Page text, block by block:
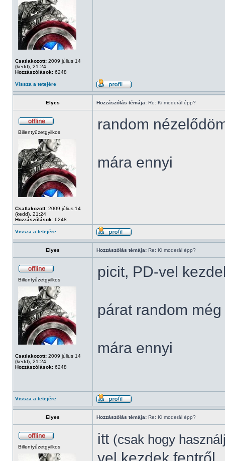
Csatlakozott: 2009 július 14
(kedd), 21:24
Hozzászólások: 6248
Vissza a tetejére
Elyes Hozzászólás témája: Re: Ki moderál épp?
Billentyűzetgyilkos
Csatlakozott: 2009 július 14
(kedd), 21:24
Hozzászólások: 6248
random
mára ennyi
Vissza a tetejére
Elyes Hozzászólás témája: Re: Ki moderál épp?
Billentyűzetgyilkos
Csatlakozott: 2009 július 14
(kedd), 21:24
Hozzászólások: 6248
picit, PD-vel
párat random
mára ennyi
Vissza a tetejére
Elyes Hozzászólás témája: Re: Ki moderál épp?
Billentyűzetgyilkos itt (csak hogy